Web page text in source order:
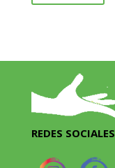
REDES SOCIALES